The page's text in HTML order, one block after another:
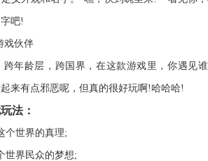
吧!
戏伙伴
跨年龄层，跨国界，在这款游戏里，你遇见
来有点邪恶呢，但真的很好玩啊!哈哈哈!
法：
个世界的真理;
世界民众的梦想;